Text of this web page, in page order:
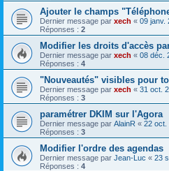
Ajouter le champs
Dernier message par xech « 09 janv.
Réponses : 2
Modifier les droits d'accès
Dernier message par xech « 08 déc.
Réponses : 4
"Nouveautés" visibles pour
Dernier message par xech « 31 oct.
Réponses : 3
paramétrer DKIM sur l'Agora
Dernier message par AlainR « 22 oct.
Réponses : 3
Modifier l'ordre des agendas
Dernier message par Jean-Luc « 23
Réponses : 4